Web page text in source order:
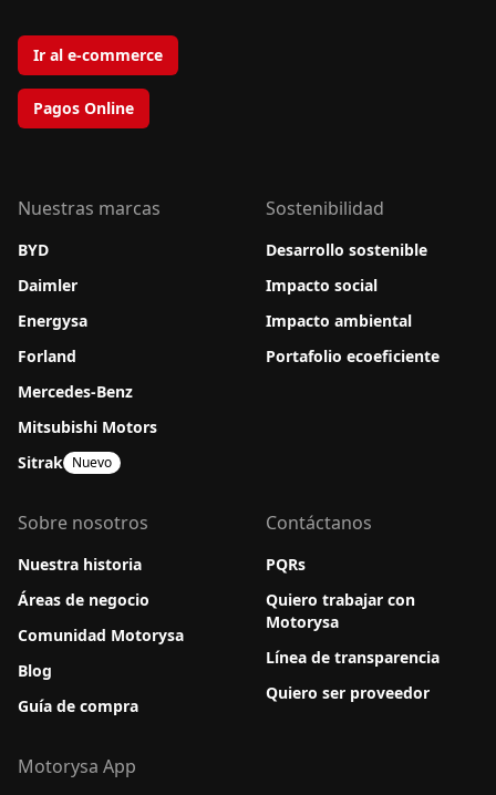
Ir al e-commerce
Pagos Online
Nuestras marcas
BYD
Daimler
Energysa
Forland
Mercedes-Benz
Mitsubishi Motors
Sitrak Nuevo
Sostenibilidad
Desarrollo sostenible
Impacto social
Impacto ambiental
Portafolio ecoeficiente
Sobre nosotros
Nuestra historia
Áreas de negocio
Comunidad Motorysa
Blog
Guía de compra
Contáctanos
PQRs
Quiero trabajar con
Motorysa
Línea de transparencia
Quiero ser proveedor
Motorysa App